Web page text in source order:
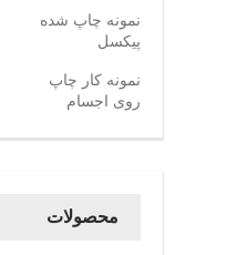
نمونه چاپ شده
پیکسل
نمونه کار چاپ
روی اجسام
محصولات